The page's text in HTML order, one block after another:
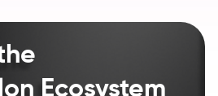
Ecosystem